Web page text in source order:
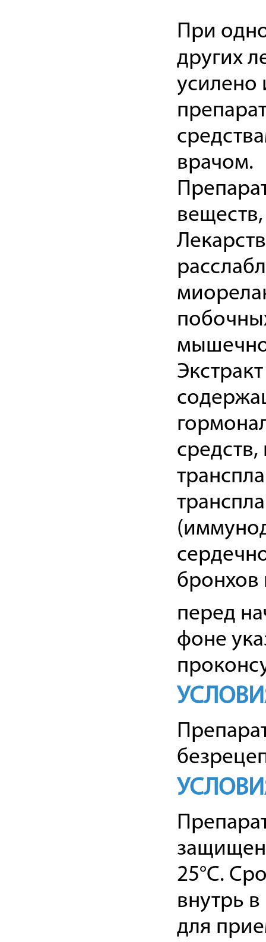
При
других
усилено
врачом.
перед
фоне
25°C.
внутрь
для